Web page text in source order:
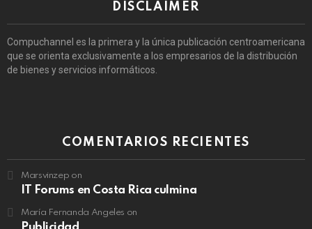
DISCLAIMER
Compuchannel es la primera y la única publicación centroamericana
que se orienta exclusivamente a los empresarios de la distribución
de bienes y servicios informáticos.
COMENTARIOS RECIENTES
Marsvinzep on
IT Forums en Costa Rica culmina
María Fernanda Angeles on